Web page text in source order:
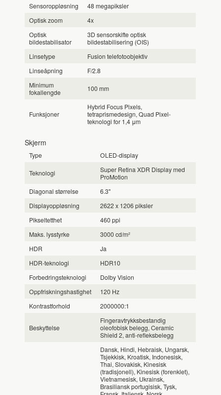
Sensoroppløsning
48 megapiksler
Optisk zoom
4x
Optisk
bildestabilisator
3D sensorskifte optisk
bildestabilisering (OIS)
Linsetype
Fusion telefotoobjektiv
Linseåpning
F/2.8
Minimum
fokallengde
100 mm
Funksjoner
Hybrid Focus Pixels,
tetraprismedesign, Quad Pixel-
teknologi for 1,4 μm
Skjerm
Type OLED-display
Teknologi
Super Retina XDR Display med
ProMotion
Diagonal størrelse
6.3"
Displayoppløsning
2622 x 1206 piksler
Pikseltetthet
460 ppi
Maks. lysstyrke
3000 cd/m²
HDR
Ja
HDR-teknologi
HDR10
Forbedringsteknologi
Dolby Vision
Oppfriskningshastighet
120 Hz
Kontrastforhold
2000000:1
Beskyttelse
Fingeravtrykksbestandig
oleofobisk belegg, Ceramic
Shield 2, anti-refleksbelegg
Dansk, Hindi, Hebraisk, Ungarsk,
Tsjekkisk, Kroatisk, Indonesisk,
Thai, Slovakisk, Kinesisk
(tradisjonell), Kinesisk (forenklet),
Vietnamesisk, Ukrainsk,
Brasiliansk portugisisk, Tysk,